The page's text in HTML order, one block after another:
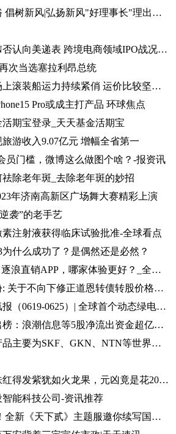
焦点速讯：移风易俗 倡树新风|弘扬新风"好理事长"理出乡村新风尚
环球快资讯丨SHEIN否认向美递表 跨境电商领域IPO战况如何？
次当选塞拉利昂总统
长久物流：目前市场上滚装船运力持续紧俏 运价比较坚挺-当前速看
Pro或成主打产品 环球焦点
期宝登录_天天基金活期宝
游收入9.07亿元 增幅全省第一
员门槛，微博这么做图个啥？-报资讯
祛除老年斑_去除老年斑的妙招
年济南高新区广场舞大赛精彩上演
袭”的老手艺
注射液获得临床试验批准-全球看点
什么成功了？是偶然还是必然？
理财APP测评系列丨逐浪直销APP，哪家体验更好？_全球今亮点
今日最新！道恩股份: 关于不向下修正道恩转债转股价格的公告
天天快资讯：国际氢报（0619-0625）| 全球首个动态绿电制氨工厂初具规模；MTU开发液氢航空燃料电池技术；道达尔致力于绿氢炼油……
计算机行业资金流出榜：浪潮信息等5股净流出资金超亿元_世界热文
力星股份：我公司产品主要为SKF、GKN、NTN等世界著名的轴承公司配套 全球热点评
惊呆！女子全身皮肤红得发紫犹如火龙果，元凶竟是花20块钱买的……_每日观点
能科技公司-资讯推荐
莫问今朝 再战天下！全新《天下贰》主题服邀你续写国韵风华！_当前播报